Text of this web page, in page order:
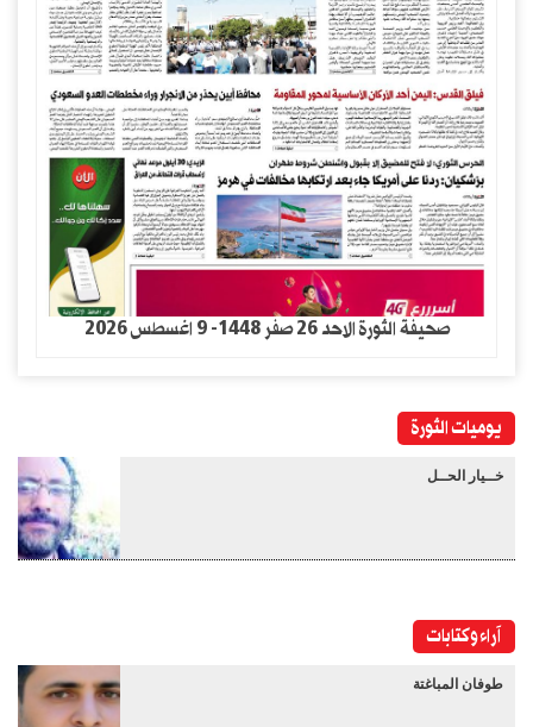
صحيفة الثورة الاحد 26 صفر 1448- 9 اغسطس 2026
يوميات الثورة
خــيار الحــل
آراء وكتابات
طوفان المباغتة